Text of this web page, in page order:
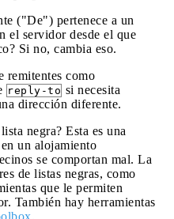
("De") pertenece a un
el servidor desde el que
Si no, cambia eso.
remitentes como
reply-to si necesita
dirección diferente.
negra? Esta es una
un alojamiento
se comportan mal. La
de listas negras, como
que le permiten
También hay herramientas